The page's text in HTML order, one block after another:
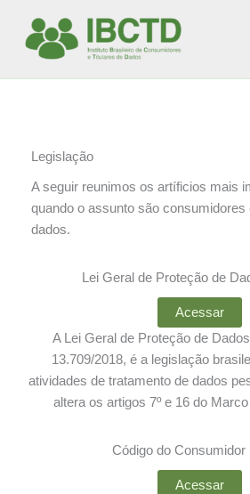
Legislação
A seguir reunimos os artíficios mais
quando o assunto são consumidores
dados.
Lei Geral de Proteção de
Acessar
A Lei Geral de Proteção de
13.709/2018, é a legislação
atividades de tratamento de dados
altera os artigos 7º e 16 do
Código do Consumidor
Acessar